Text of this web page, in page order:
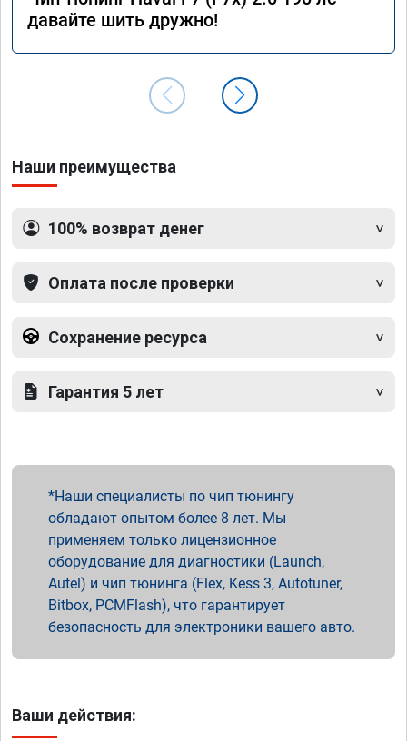
давайте шить дружно!
Наши преимущества
100% возврат денег
Оплата после проверки
Сохранение ресурса
Гарантия 5 лет
Наши специалисты по чип тюнингу
обладают опытом более 8 лет. Мы
применяем только лицензионное
оборудование для диагностики (Launch,
Autel) и чип тюнинга (Flex, Kess 3, Autotuner,
Bitbox, PCMFlash), что гарантирует
безопасность для электроники вашего авто.
Ваши действия: